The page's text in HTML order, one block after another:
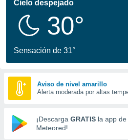
calidad.
a este
las
y
forma
digital
basada
Cielo despejado
30°
Sensación de 31°
Aviso de nivel amarillo
Alerta moderada por altas
¡Descarga GRATIS la app de
Meteored!